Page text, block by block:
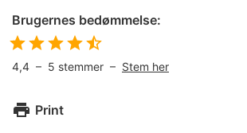
Brugernes bedømmelse:
4,4 – 5 stemmer – Stem her
Print